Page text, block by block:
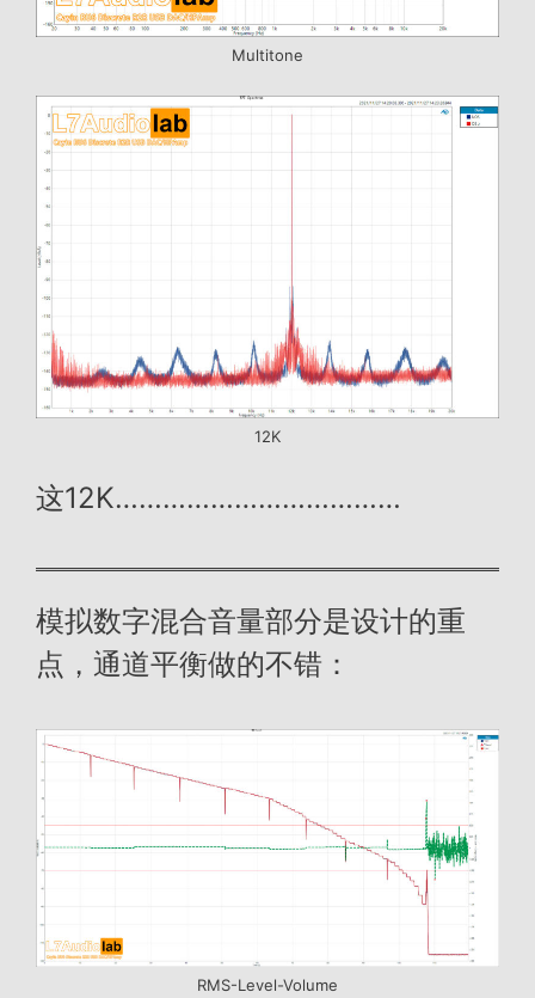
Multitone
12K
这12K………………………………
模拟数字混合音量部分是设计的重
点，通道平衡做的不错：
RMS-Level-Volume